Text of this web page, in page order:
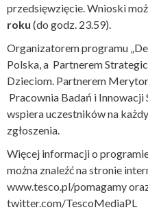
przedsięwzięcie. Wnioski
roku (do godz. 23.59).
Organizatorem programu
Polska, a Partnerem
Dzieciom. Partnerem
Pracownia Badań i Innowacji
wspiera uczestników na
zgłoszenia.
Więcej informacji o
można znaleźć na stronie
www.tesco.pl/pomagamy
twitter.com/TescoMediaPL